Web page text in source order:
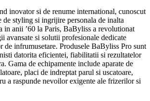
inovator si de renume international, cunoscut
de styling si ingrijire personala de inalta
in anii ’60 la Paris, BaByliss a revolutionat
avansate si solutii profesionale dedicate
de infrumusetare. Produsele BaByliss Pro sunt
datorita eficientei, fiabilitatii si rezultatelor
Gama de echipamente include aparate de
placi de indreptat parul si uscatoare,
a raspunde nevoilor exigente ale frizerilor si